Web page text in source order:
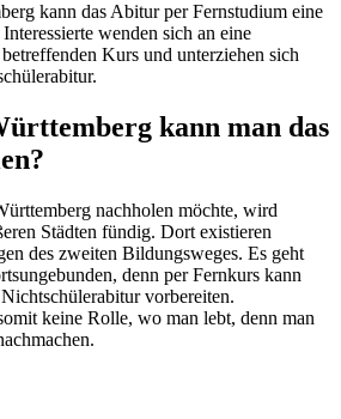
kann das Abitur per Fernstudium eine
wenden sich an eine
Kurs und unterziehen sich
kann man das
nachholen möchte, wird
Städten fündig. Dort existieren
des zweiten Bildungsweges. Es geht
denn per Fernkurs kann
vorbereiten.
keine Rolle, wo man lebt, denn man